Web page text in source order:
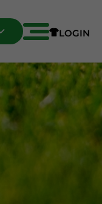
LOGIN